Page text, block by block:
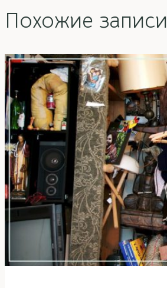
Похожие записи